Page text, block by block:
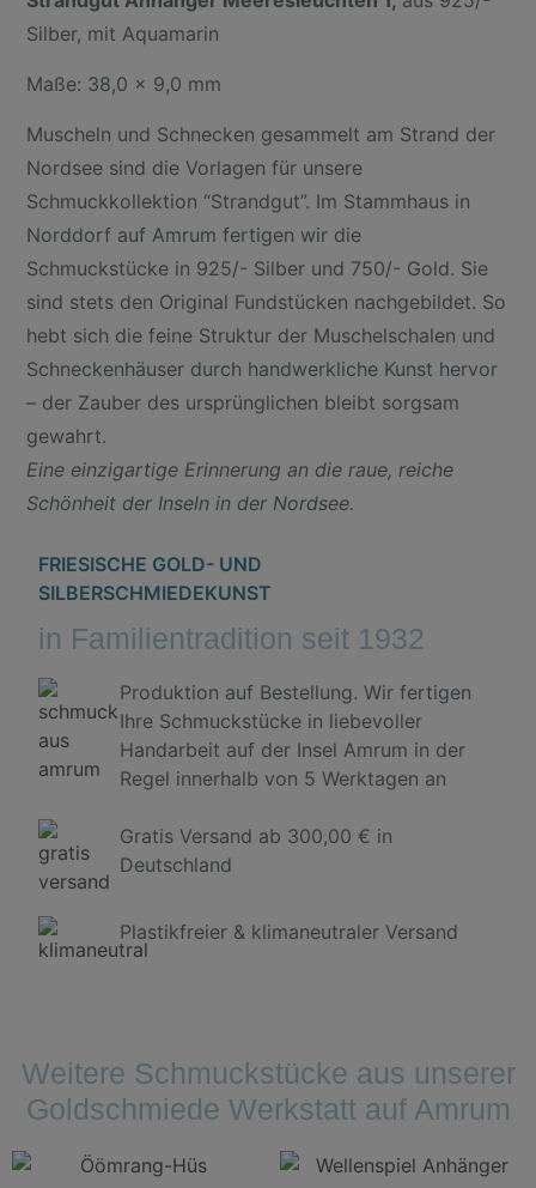
Silber, mit Aquamarin
Maße: 38,0 x 9,0 mm
Muscheln und Schnecken gesammelt am Strand der
Nordsee sind die Vorlagen für unsere
Schmuckkollektion “Strandgut”. Im Stammhaus in
Norddorf auf Amrum fertigen wir die
Schmuckstücke in 925/- Silber und 750/- Gold. Sie
sind stets den Original Fundstücken nachgebildet. So
hebt sich die feine Struktur der Muschelschalen und
Schneckenhäuser durch handwerkliche Kunst hervor
– der Zauber des ursprünglichen bleibt sorgsam
gewahrt.
Eine einzigartige Erinnerung an die raue, reiche
Schönheit der Inseln in der Nordsee.
FRIESISCHE GOLD- UND
SILBERSCHMIEDEKUNST
in Familientradition seit 1932
Produktion auf Bestellung. Wir fertigen
Ihre Schmuckstücke in liebevoller
Handarbeit auf der Insel Amrum in der
Regel innerhalb von 5 Werktagen an
Gratis Versand ab 300,00 € in
Deutschland
Plastikfreier & klimaneutraler Versand
Weitere Schmuckstücke aus unserer
Goldschmiede Werkstatt auf Amrum